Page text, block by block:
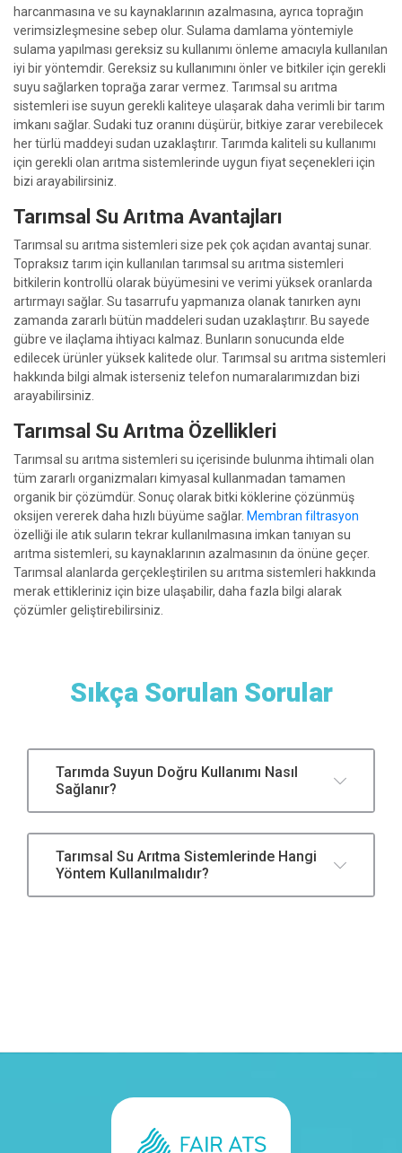
harcanmasına ve su kaynaklarının azalmasına, ayrıca toprağın
verimsizleşmesine sebep olur. Sulama damlama yöntemiyle
sulama yapılması gereksiz su kullanımı önleme amacıyla kullanılan
iyi bir yöntemdir. Gereksiz su kullanımını önler ve bitkiler için gerekli
suyu sağlarken toprağa zarar vermez. Tarımsal su arıtma
sistemleri ise suyun gerekli kaliteye ulaşarak daha verimli bir tarım
imkanı sağlar. Sudaki tuz oranını düşürür, bitkiye zarar verebilecek
her türlü maddeyi sudan uzaklaştırır. Tarımda kaliteli su kullanımı
için gerekli olan arıtma sistemlerinde uygun fiyat seçenekleri için
bizi arayabilirsiniz.
Tarımsal Su Arıtma Avantajları
Tarımsal su arıtma sistemleri size pek çok açıdan avantaj sunar.
Topraksız tarım için kullanılan tarımsal su arıtma sistemleri
bitkilerin kontrollü olarak büyümesini ve verimi yüksek oranlarda
artırmayı sağlar. Su tasarrufu yapmanıza olanak tanırken aynı
zamanda zararlı bütün maddeleri sudan uzaklaştırır. Bu sayede
gübre ve ilaçlama ihtiyacı kalmaz. Bunların sonucunda elde
edilecek ürünler yüksek kalitede olur. Tarımsal su arıtma sistemleri
hakkında bilgi almak isterseniz telefon numaralarımızdan bizi
arayabilirsiniz.
Tarımsal Su Arıtma Özellikleri
Tarımsal su arıtma sistemleri su içerisinde bulunma ihtimali olan
tüm zararlı organizmaları kimyasal kullanmadan tamamen
organik bir çözümdür. Sonuç olarak bitki köklerine çözünmüş
oksijen vererek daha hızlı büyüme sağlar. Membran filtrasyon
özelliği ile atık suların tekrar kullanılmasına imkan tanıyan su
arıtma sistemleri, su kaynaklarının azalmasının da önüne geçer.
Tarımsal alanlarda gerçekleştirilen su arıtma sistemleri hakkında
merak ettikleriniz için bize ulaşabilir, daha fazla bilgi alarak
çözümler geliştirebilirsiniz.
Sıkça Sorulan Sorular
Tarımda Suyun Doğru Kullanımı Nasıl
Sağlanır?
Tarımsal Su Arıtma Sistemlerinde Hangi
Yöntem Kullanılmalıdır?